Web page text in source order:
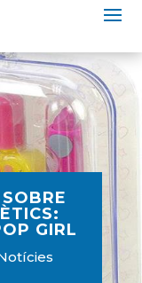
GIRL